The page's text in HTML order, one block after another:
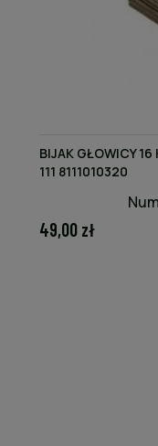
BIJAK GŁOWICY
111 8111010320
49,00 zł